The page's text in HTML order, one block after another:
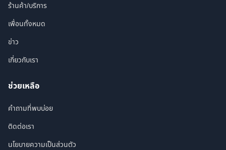
ร้านค้า/บริการ
เพื่อนทั้งหมด
ข่าว
เกี่ยวกับเรา
ช่วยเหลือ
คำถามที่พบบ่อย
ติดต่อเรา
นโยบายความเป็นส่วนตัว